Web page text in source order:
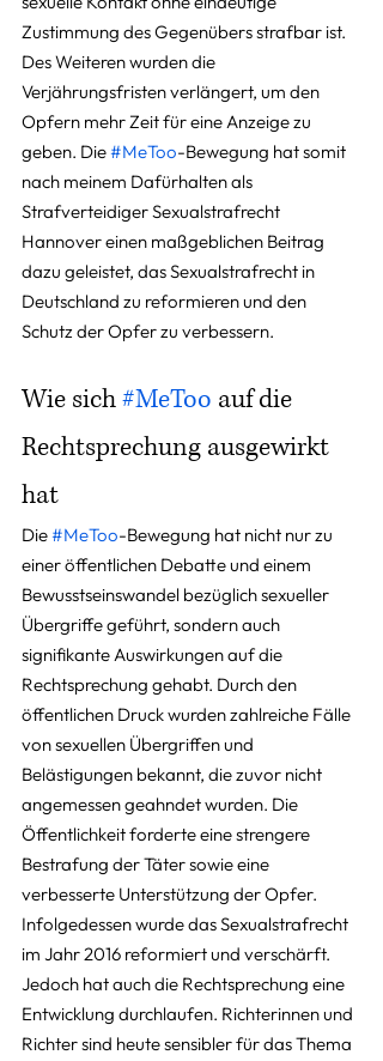
Zustimmung des Gegenübers strafbar ist.
Des Weiteren wurden die
Verjährungsfristen verlängert, um den
Opfern mehr Zeit für eine Anzeige zu
geben. Die #MeToo-Bewegung hat somit
nach meinem Dafürhalten als
Strafverteidiger Sexualstrafrecht
Hannover einen maßgeblichen Beitrag
dazu geleistet, das Sexualstrafrecht in
Deutschland zu reformieren und den
Schutz der Opfer zu verbessern.
Wie sich #MeToo auf die
Rechtsprechung ausgewirkt
hat
Die #MeToo-Bewegung hat nicht nur zu
einer öffentlichen Debatte und einem
Bewusstseinswandel bezüglich sexueller
Übergriffe geführt, sondern auch
signifikante Auswirkungen auf die
Rechtsprechung gehabt. Durch den
öffentlichen Druck wurden zahlreiche Fälle
von sexuellen Übergriffen und
Belästigungen bekannt, die zuvor nicht
angemessen geahndet wurden. Die
Öffentlichkeit forderte eine strengere
Bestrafung der Täter sowie eine
verbesserte Unterstützung der Opfer.
Infolgedessen wurde das Sexualstrafrecht
im Jahr 2016 reformiert und verschärft.
Jedoch hat auch die Rechtsprechung eine
Entwicklung durchlaufen. Richterinnen und
Richter sind heute sensibler für das Thema